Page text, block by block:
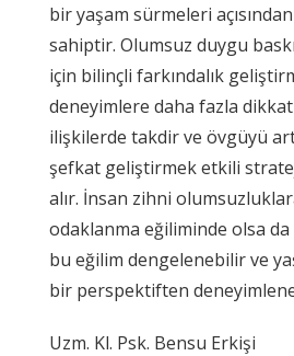
bir yaşam sürmeleri
sahiptir. Olumsuz duygu
için bilinçli farkındalık
deneyimlere daha fazla
ilişkilerde takdir ve övgüyü
şefkat geliştirmek etkili
alır. İnsan zihni
odaklanma eğiliminde olsa
bu eğilim dengelenebilir ve
bir perspektiften
Uzm. Kl. Psk. Bensu Erkişi